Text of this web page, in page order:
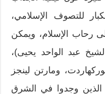
للتصوف الإسلامي،
رحاب الإسلام، ويمكن
عبد الواحد يحيى)،
ومارتن لينجز
الذين وجدوا في الشرق